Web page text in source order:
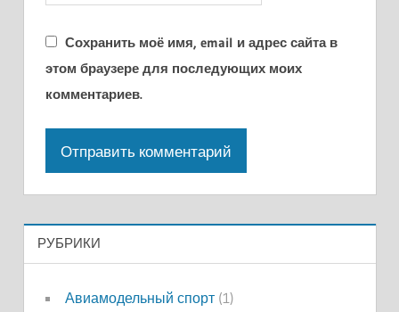
Сохранить моё имя, email и адрес сайта в
этом браузере для последующих моих
комментариев.
РУБРИКИ
Авиамодельный спорт(1)